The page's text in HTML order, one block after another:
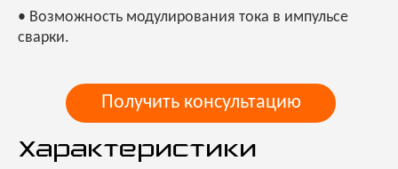
• Возможность модулирования тока в импульсе
сварки.
Получить консультацию
Характеристики